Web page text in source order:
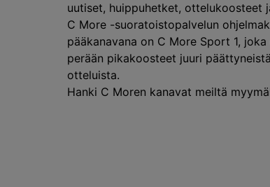
uutiset, huippuhetket,
C More -suoratoistopalvelun
pääkanavana on C More Sport 1,
perään pikakoosteet juuri
otteluista.
Hanki C Moren kanavat meiltä